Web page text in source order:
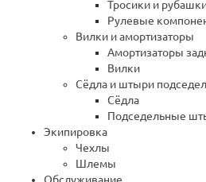
Тросики и
Рулевые
Вилки и амортизаторы
Амортизаторы
Вилки
Сёдла и штыри
Сёдла
Подседельные
Экипировка
Чехлы
Шлемы